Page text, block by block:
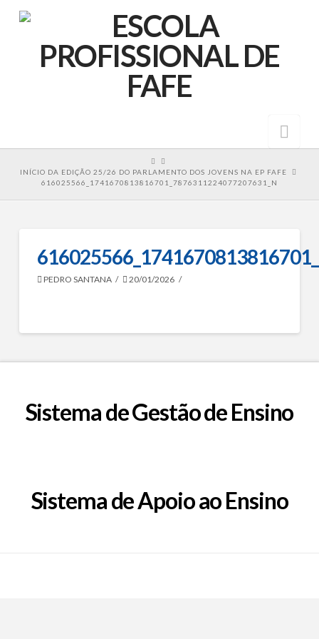
HOME
INÍCIO DA EDIÇÃO 25/26 DO PARLAMENTO DOS JOVENS NA EP FAFE
616025566_1741670813816701_7876311224077207631_N
PEDRO SANTANA 20/01/2026
Sistema de Gestão de Ensino
Sistema de Apoio ao Ensino